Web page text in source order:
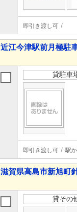
即引き渡し可
近江今津駅前月極駐
貸駐車
即引き渡し可 駅
滋賀県高島市新旭町
貸その